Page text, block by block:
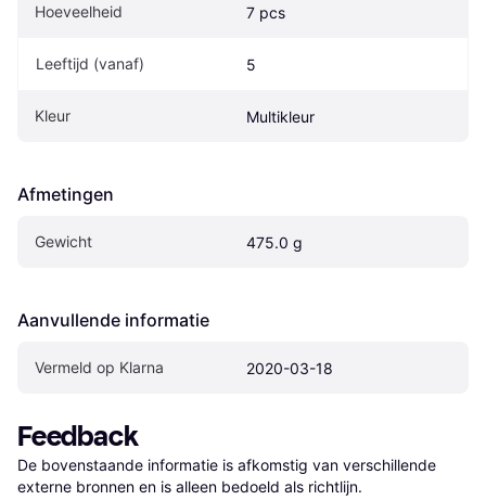
Hoeveelheid 7 pcs
Leeftijd (vanaf) 5
Kleur Multikleur
Afmetingen
Gewicht 475.0 g
Aanvullende informatie
Vermeld op Klarna 2020-03-18
Feedback
De bovenstaande informatie is afkomstig van verschillende
externe bronnen en is alleen bedoeld als richtlijn.